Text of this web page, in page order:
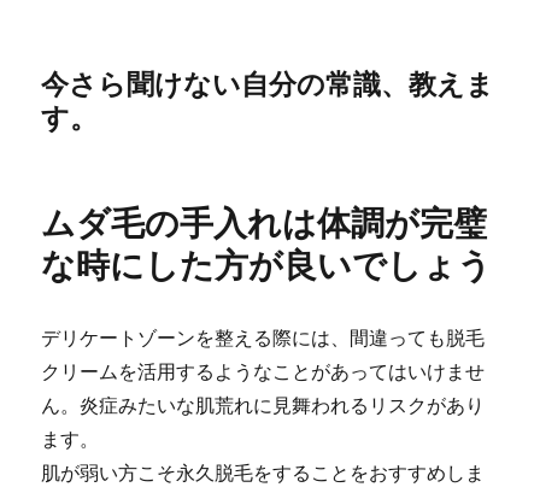
今さら聞けない自分の常識、教えま
す。
ムダ毛の手入れは体調が完璧
な時にした方が良いでしょう
デリケートゾーンを整える際には、間違っても脱毛
クリームを活用するようなことがあってはいけませ
ん。炎症みたいな肌荒れに見舞われるリスクがあり
ます。
肌が弱い方こそ永久脱毛をすることをおすすめしま